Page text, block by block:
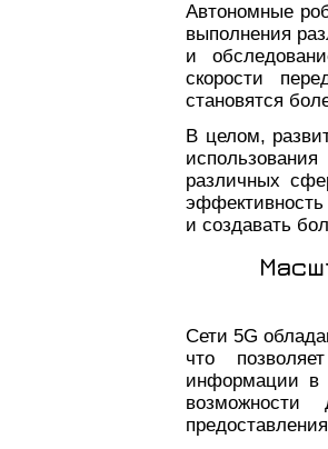
Автономные
выполнения
и
скорости
становятся
В целом,
различных
и создавать
Сети 5G
что
информации в
возможности